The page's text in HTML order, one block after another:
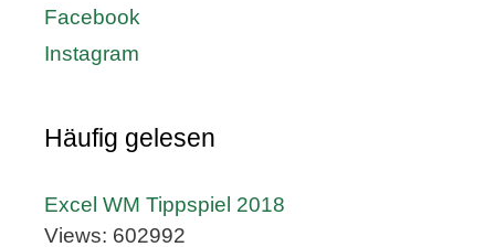
Facebook
Instagram
Häufig gelesen
Excel WM Tippspiel 2018
Views: 602992